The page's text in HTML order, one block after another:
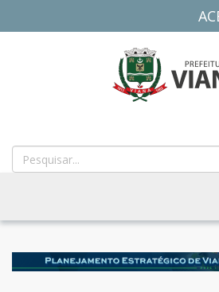
MUNICIPAL
DE
VIANA
ES